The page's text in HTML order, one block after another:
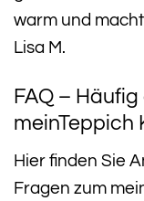
warm und
Lisa M.
FAQ –
meinTeppich
Hier finden Sie
Fragen zum